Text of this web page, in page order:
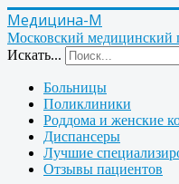
Медицина-М
Московский медицинский
Искать...
Больницы
Поликлиники
Роддома и женские
Диспансеры
Лучшие
Отзывы пациентов